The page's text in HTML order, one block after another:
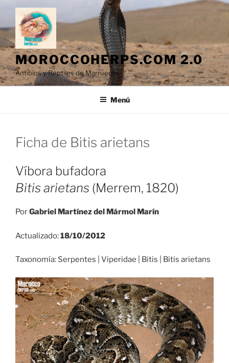
Saltar
contenido
MOROCCOHERPS.COM 2.0
Anfibios y Reptiles de Marruecos
Menú
Ficha de Bitis arietans
Víbora bufadora
Bitis arietans (Merrem, 1820)
PorGabriel Martínez del Mármol Marín
Actualizado:18/10/2012
Taxonomía: Serpentes | Viperidae | Bitis | Bitis arietans